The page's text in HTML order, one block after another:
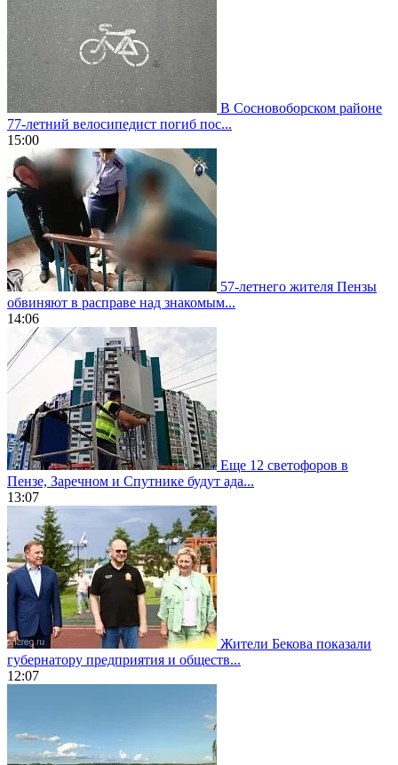
В Сосновоборском районе
77-летний велосипедист погиб пос...
15:00
57-летнего жителя Пензы
обвиняют в расправе над знакомым...
14:06
Еще 12 светофоров в
Пензе, Заречном и Спутнике будут ада...
13:07
Жители Бекова показали
губернатору предприятия и обществ...
12:07